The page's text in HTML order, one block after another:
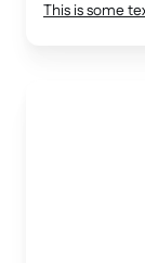
This is some